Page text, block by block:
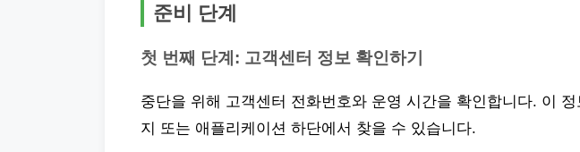
준비 단계
첫 번째 단계: 고객센터 정보 확인하기
중단을 위해 고객센터 전화번호와 운영 시간을 확인합니다. 이
지 또는 애플리케이션 하단에서 찾을 수 있습니다.